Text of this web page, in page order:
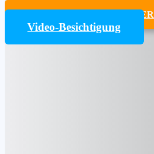
UMZUGSKOSTENRECHNER
Video-Besichtigung